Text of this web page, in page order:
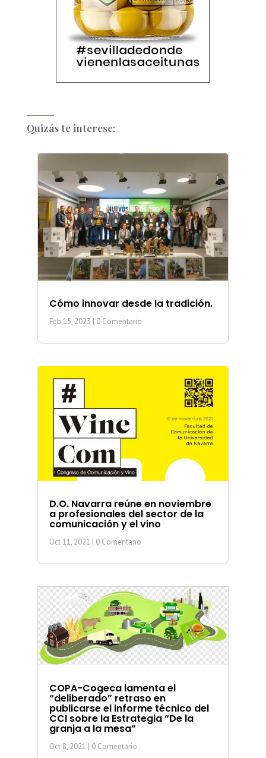
Quizás te interese:
Cómo innovar desde la tradición.
Feb 15, 2023 | 0 Comentario
D.O. Navarra reúne en noviembre
a profesionales del sector de la
comunicación y el vino
Oct 11, 2021 | 0 Comentario
COPA-Cogeca lamenta el
“deliberado” retraso en
publicarse el informe técnico del
CCI sobre la Estrategia “De la
granja a la mesa”
Oct 8, 2021 | 0 Comentario